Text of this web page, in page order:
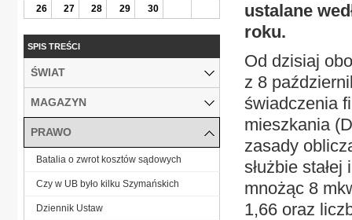
ustalane
roku.
Od dzisiaj
z 8
świadczenia
mieszkania
zasady
służbie
mnożąc 8
1,66 oraz
26
27 28 29 30
SPIS TREŚCI
ŚWIAT
MAGAZYN
PRAWO
Batalia o zwrot kosztów sądowych
Czy w UB było kilku Szymańskich
Dziennik Ustaw